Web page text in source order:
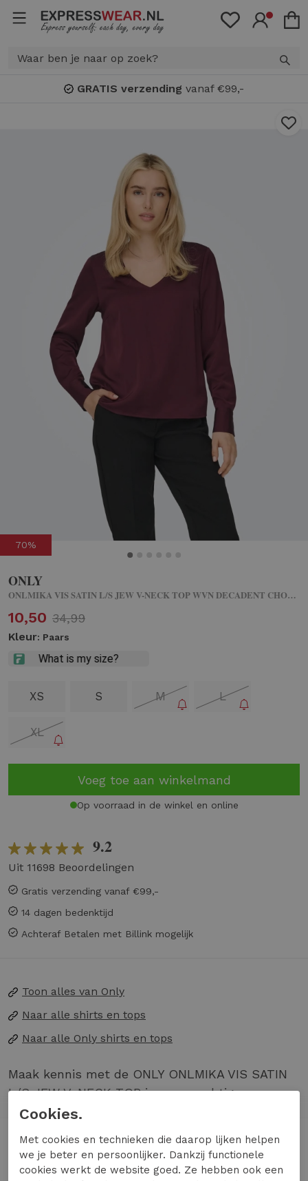
GRATIS verzending vanaf €99,-
70%
ONLY
ONLMIKA VIS SATIN L/S JEW V-NECK TOP WVN DECADENT CHOCOLATE
10,50 34,99
Kleur: Paars
XS S M L
XL
Voeg toe aan winkelmand
Op voorraad in de winkel en online
9.2
Uit 11698 Beoordelingen
Gratis verzending vanaf €99,-
14 dagen bedenktijd
Achteraf Betalen met Billink mogelijk
Toon alles van Only
Naar alle shirts en tops
Naar alle Only shirts en tops
Maak kennis met de ONLY ONLMIKA VIS SATIN
L/S JEW V-NECK TOP in een prachtige paarse
tint, ook wel bekend als Decadent Chocolate.
voor de modebewuste vrouw die houdt van een
vleugje luxe in haar garderobe. Ideaal voor de
Lees meer
Cookies.
Met cookies en technieken die daarop lijken helpen
we je beter en persoonlijker. Dankzij functionele
cookies werkt de website goed. Ze hebben ook een